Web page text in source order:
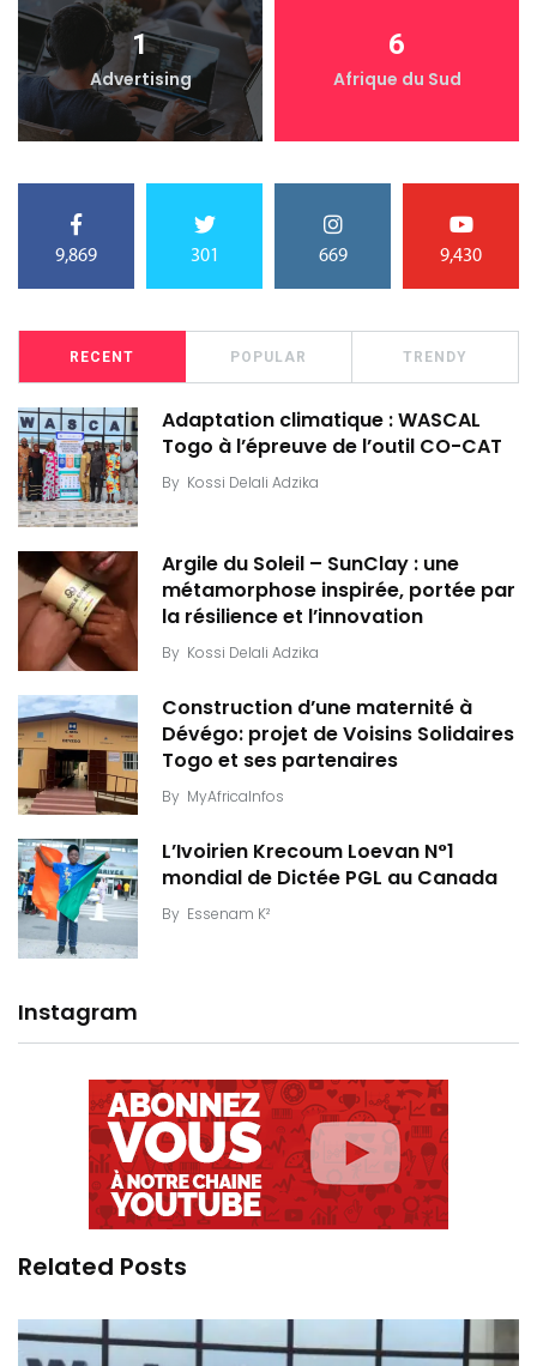
1
Advertising
6
Afrique du Sud
9,869 301 669 9,430
RECENT POPULAR TRENDY
Adaptation climatique : WASCAL
Togo à l’épreuve de l’outil CO-CAT
By Kossi Delali Adzika
Argile du Soleil – SunClay : une
métamorphose inspirée, portée par
la résilience et l’innovation
By Kossi Delali Adzika
Construction d’une maternité à
Dévégo: projet de Voisins Solidaires
Togo et ses partenaires
By MyAfricaInfos
L’Ivoirien Krecoum Loevan N°1
mondial de Dictée PGL au Canada
By Essenam K²
Instagram
Related Posts